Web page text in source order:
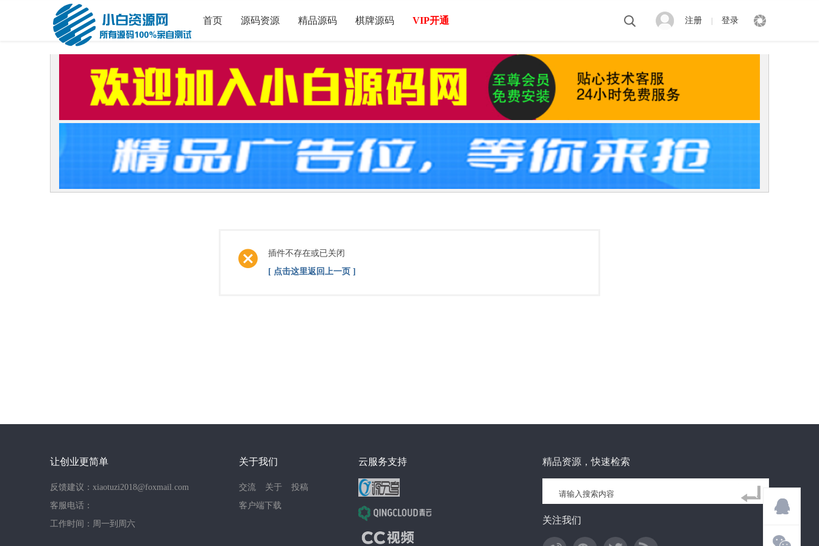
首页 源码资源 精品源码 棋牌源码 VIP开通 注册 登录
插件不存在或已关闭
[ 点击这里返回上一页 ]
让创业更简单
反馈建议：xiaotuzi2018@foxmail.com
客服电话：
工作时间：周一到周六
关于我们
交流 关于
投稿
客户端下载
云服务支持 精品资源，快速检索
关注我们